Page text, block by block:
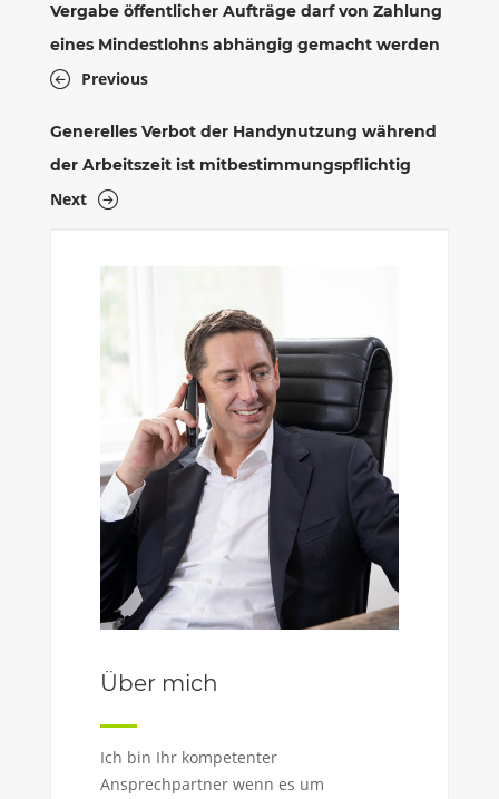
Vergabe öffentlicher Aufträge darf von Zahlung
eines Mindestlohns abhängig gemacht werden
Previous
Generelles Verbot der Handynutzung während
der Arbeitszeit ist mitbestimmungspflichtig
Next
Über mich
Ich bin Ihr kompetenter
Ansprechpartner wenn es um